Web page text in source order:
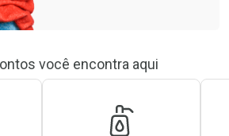
você encontra aqui